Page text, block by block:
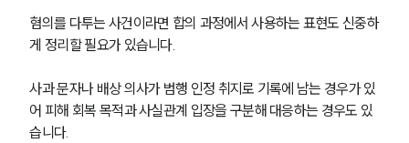
글로벌 파트너 로펌
고객의 소리
AI대륜
혐의를 다투는 사건이라면 합의 과정에서 사용하는 표현도 신중하
게 정리할 필요가 있습니다.
사과 문자나 배상 의사가 범행 인정 취지로 기록에 남는 경우가 있
어 피해 회복 목적과 사실관계 입장을 구분해 대응하는 경우도 있
습니다.